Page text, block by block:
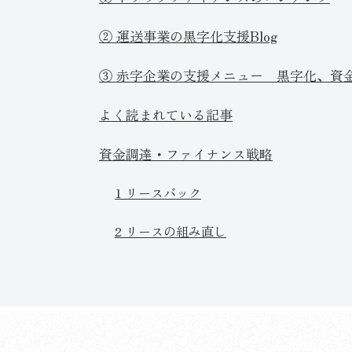
② 運送事業の黒字化支援Blog
③ 赤字企業の支援メニュー 黒字化、資
よく読まれている記事
資金調達・ファイナンス戦略
1 リースバック
2 リースの組み直し